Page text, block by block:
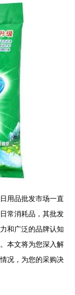
用品批发市场一直
常消耗品，其批发
和广泛的品牌认知
本文将为您深入解
况，为您的采购决